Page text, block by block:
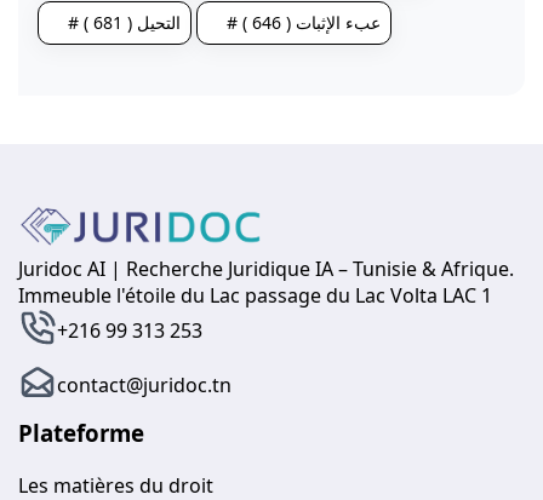
# التحيل ( 681 ) # عبء الإثبات ( 646 )
Juridoc AI | Recherche Juridique IA – Tunisie & Afrique.
Immeuble l'étoile du Lac passage du Lac Volta LAC 1
+216 99 313 253
contact@juridoc.tn
Plateforme
Les matières du droit